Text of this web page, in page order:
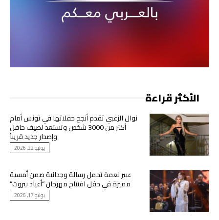
الأكثر قراءة
نوال الزغبي تقدم أنجح حفلاتها في تونس أمام
أكثر من 3000 شخص وتستعد لصيف حافل
وإصدار جديد قريباً
يوليو 22, 2026
عبير نعمة تحمل رسالة وجدانية ضمن أمسية
مميزة في حفل افتتاح مهرجان “أعياد بيروت”
يوليو 17, 2026